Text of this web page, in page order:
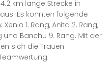
km lange Strecke in
Es konnten folgende
1. Rang, Anita 2. Rang,
und Banchu 9. Rang. Mit der
sich die Frauen